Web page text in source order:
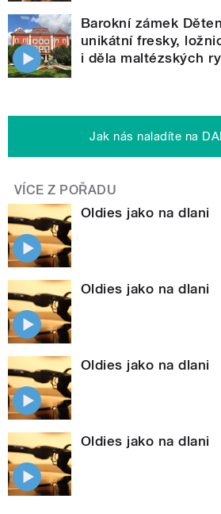
Barokní zámek
unikátní fresky,
i děla maltézských
Jak nás naladíte na
VÍCE Z POŘADU
Oldies jako na dlani
Oldies jako na dlani
Oldies jako na dlani
Oldies jako na dlani